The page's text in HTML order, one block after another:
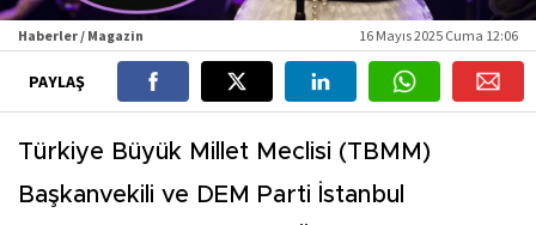
Haberler / Magazin 16 Mayıs 2025 Cuma 12:06
PAYLAŞ
Türkiye Büyük Millet Meclisi (TBMM)
Başkanvekili ve DEM Parti İstanbul